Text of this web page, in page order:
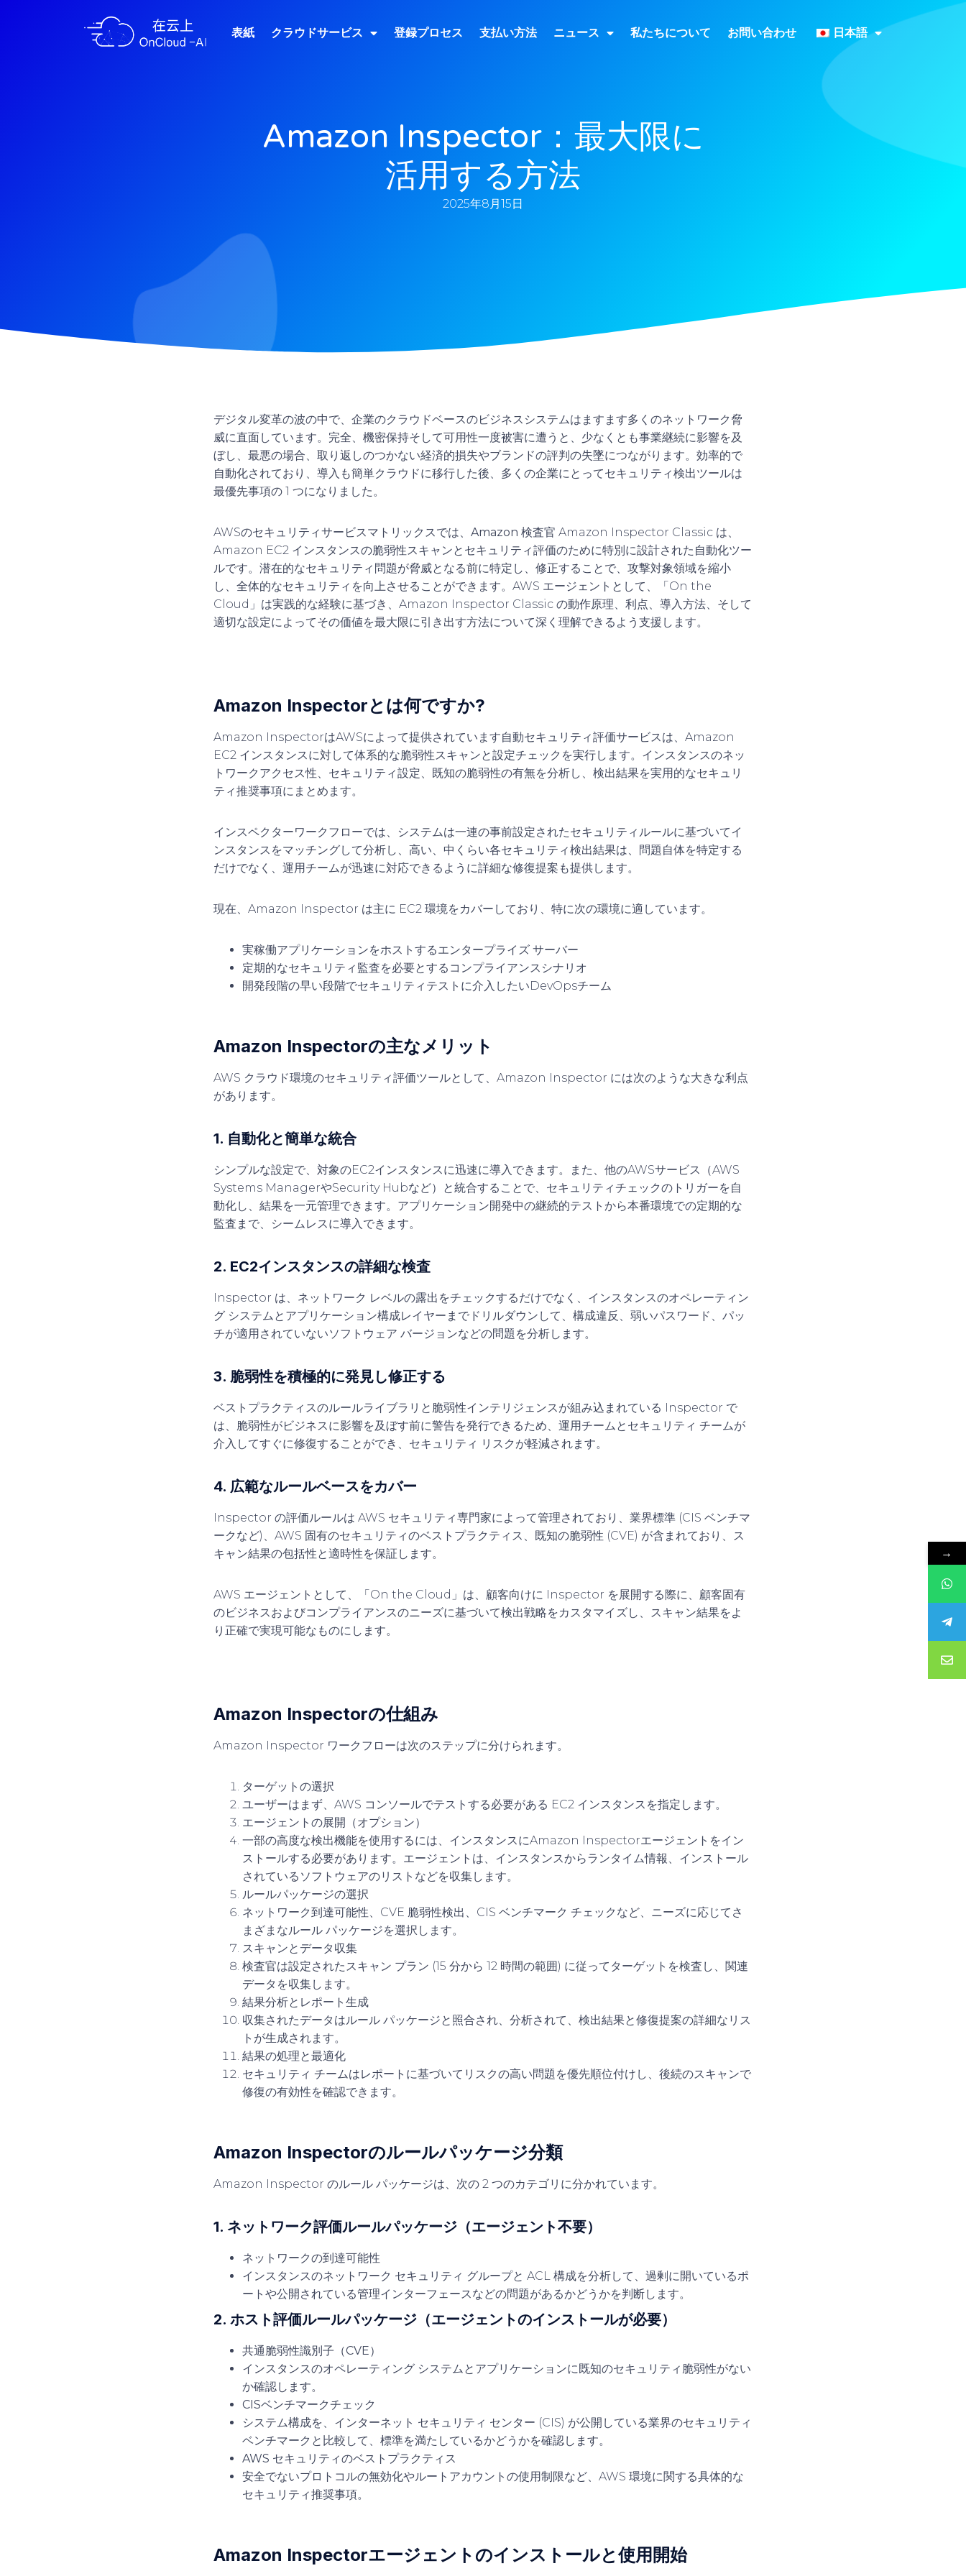
表紙 クラウドサービス 登録プロセス 支払い方法 ニュース 私たちについて お問い合わせ 日本語
Amazon Inspector：最大限に
活用する方法
2025年8月15日
デジタル変革の波の中で、企業のクラウドベースのビジネスシステムはますます多くのネットワーク脅
威に直面しています。 完全、 機密保持そして可用性一度被害に遭うと、少なくとも事業継続に影響を及
ぼし、最悪の場合、取り返しのつかない経済的損失やブランドの評判の失墜につながります。 効率的で
自動化されており、導入も簡単クラウドに移行した後、多くの企業にとってセキュリティ検出ツールは
最優先事項の 1 つになりました。
AWSのセキュリティサービスマトリックスでは、 Amazon 検査官 Amazon Inspector Classic は、
Amazon EC2 インスタンスの脆弱性スキャンとセキュリティ評価のために特別に設計された自動化ツー
ルです。潜在的なセキュリティ問題が脅威となる前に特定し、修正することで、攻撃対象領域を縮小
し、全体的なセキュリティを向上させることができます。AWS エージェントとして、「On the
Cloud」は実践的な経験に基づき、Amazon Inspector Classic の動作原理、利点、導入方法、そして
適切な設定によってその価値を最大限に引き出す方法について深く理解できるよう支援します。
Amazon Inspectorとは何ですか?
Amazon InspectorはAWSによって提供されています自動セキュリティ評価サービスは、Amazon
EC2 インスタンスに対して体系的な脆弱性スキャンと設定チェックを実行します。インスタンスのネッ
トワークアクセス性、セキュリティ設定、既知の脆弱性の有無を分析し、検出結果を実用的なセキュリ
ティ推奨事項にまとめます。
インスペクターワークフローでは、システムは一連の事前設定されたセキュリティルールに基づいてイ
ンスタンスをマッチングして分析し、 高い、 中くらい各セキュリティ検出結果は、問題自体を特定する
だけでなく、運用チームが迅速に対応できるように詳細な修復提案も提供します。
現在、Amazon Inspector は主に EC2 環境をカバーしており、特に次の環境に適しています。
実稼働アプリケーションをホストするエンタープライズ サーバー
定期的なセキュリティ監査を必要とするコンプライアンスシナリオ
開発段階の早い段階でセキュリティテストに介入したいDevOpsチーム
Amazon Inspectorの主なメリット
AWS クラウド環境のセキュリティ評価ツールとして、Amazon Inspector には次のような大きな利点
があります。
1. 自動化と簡単な統合
シンプルな設定で、対象のEC2インスタンスに迅速に導入できます。また、他のAWSサービス（AWS
Systems ManagerやSecurity Hubなど）と統合することで、セキュリティチェックのトリガーを自
動化し、結果を一元管理できます。アプリケーション開発中の継続的テストから本番環境での定期的な
監査まで、シームレスに導入できます。
2. EC2インスタンスの詳細な検査
Inspector は、ネットワーク レベルの露出をチェックするだけでなく、インスタンスのオペレーティン
グ システムとアプリケーション構成レイヤーまでドリルダウンして、構成違反、弱いパスワード、パッ
チが適用されていないソフトウェア バージョンなどの問題を分析します。
3. 脆弱性を積極的に発見し修正する
ベストプラクティスのルールライブラリと脆弱性インテリジェンスが組み込まれている Inspector で
は、脆弱性がビジネスに影響を及ぼす前に警告を発行できるため、運用チームとセキュリティ チームが
介入してすぐに修復することができ、セキュリティ リスクが軽減されます。
4. 広範なルールベースをカバー
Inspector の評価ルールは AWS セキュリティ専門家によって管理されており、業界標準 (CIS ベンチマ
ークなど)、AWS 固有のセキュリティのベストプラクティス、既知の脆弱性 (CVE) が含まれており、ス
キャン結果の包括性と適時性を保証します。
AWS エージェントとして、「On the Cloud」は、顧客向けに Inspector を展開する際に、顧客固有
のビジネスおよびコンプライアンスのニーズに基づいて検出戦略をカスタマイズし、スキャン結果をよ
り正確で実現可能なものにします。
Amazon Inspectorの仕組み
Amazon Inspector ワークフローは次のステップに分けられます。
ターゲットの選択
ユーザーはまず、AWS コンソールでテストする必要がある EC2 インスタンスを指定します。
エージェントの展開（オプション）
一部の高度な検出機能を使用するには、インスタンスにAmazon Inspectorエージェントをイン
ストールする必要があります。エージェントは、インスタンスからランタイム情報、インストール
されているソフトウェアのリストなどを収集します。
ルールパッケージの選択
ネットワーク到達可能性、CVE 脆弱性検出、CIS ベンチマーク チェックなど、ニーズに応じてさ
まざまなルール パッケージを選択します。
スキャンとデータ収集
検査官は設定されたスキャン プラン (15 分から 12 時間の範囲) に従ってターゲットを検査し、関連
データを収集します。
結果分析とレポート生成
収集されたデータはルール パッケージと照合され、分析されて、検出結果と修復提案の詳細なリス
トが生成されます。
結果の処理と最適化
セキュリティ チームはレポートに基づいてリスクの高い問題を優先順位付けし、後続のスキャンで
修復の有効性を確認できます。
Amazon Inspectorのルールパッケージ分類
Amazon Inspector のルール パッケージは、次の 2 つのカテゴリに分かれています。
1. ネットワーク評価ルールパッケージ（エージェント不要）
ネットワークの到達可能性
インスタンスのネットワーク セキュリティ グループと ACL 構成を分析して、過剰に開いているポ
ートや公開されている管理インターフェースなどの問題があるかどうかを判断します。
2. ホスト評価ルールパッケージ（エージェントのインストールが必要）
共通脆弱性識別子（CVE）
インスタンスのオペレーティング システムとアプリケーションに既知のセキュリティ脆弱性がない
か確認します。
CISベンチマークチェック
システム構成を、インターネット セキュリティ センター (CIS) が公開している業界のセキュリティ
ベンチマークと比較して、標準を満たしているかどうかを確認します。
AWS セキュリティのベストプラクティス
安全でないプロトコルの無効化やルートアカウントの使用制限など、AWS 環境に関する具体的な
セキュリティ推奨事項。
Amazon Inspectorエージェントのインストールと使用開始
→